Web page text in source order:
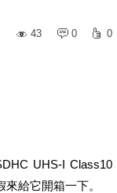
43
0 0
UHS-I Class10
給它開箱一下。